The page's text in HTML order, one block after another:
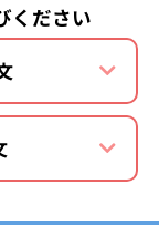
ください